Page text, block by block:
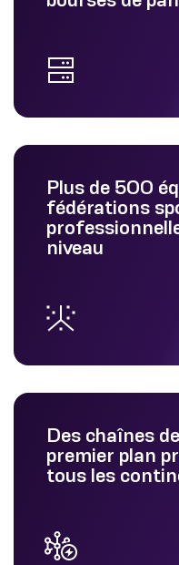
Plus de 500
fédérations
niveau
Des chaînes
premier plan
tous les